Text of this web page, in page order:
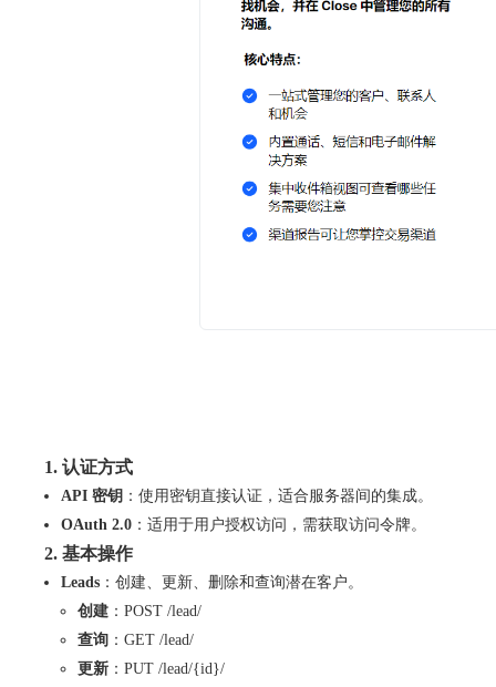
1. 认证方式
API 密钥 ：使用密钥直接认证，适合服务器间的集成。
OAuth 2.0 ：适用于用户授权访问，需获取访问令牌。
2. 基本操作
Leads ：创建、更新、删除和查询潜在客户。
创建 ：POST /lead/
查询 ：GET /lead/
更新 ：PUT /lead/{id}/